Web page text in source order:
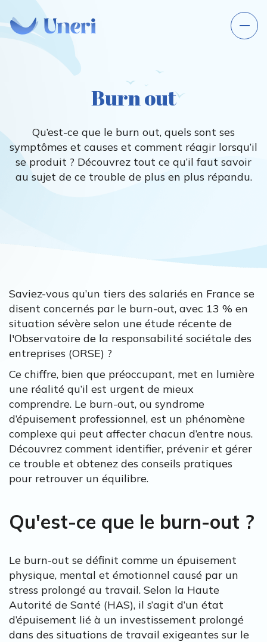
Burn out
Qu’est-ce que le burn out, quels sont ses
symptômes et causes et comment réagir lorsqu’il
se produit ? Découvrez tout ce qu’il faut savoir
au sujet de ce trouble de plus en plus répandu.
Saviez-vous qu’un tiers des salariés en France se
disent concernés par le burn-out, avec 13 % en
situation sévère selon une étude récente de
l'Observatoire de la responsabilité sociétale des
entreprises (ORSE) ?
Ce chiffre, bien que préoccupant, met en lumière
une réalité qu’il est urgent de mieux
comprendre. Le burn-out, ou syndrome
d’épuisement professionnel, est un phénomène
complexe qui peut affecter chacun d’entre nous.
Découvrez comment identifier, prévenir et gérer
ce trouble et obtenez des conseils pratiques
pour retrouver un équilibre.
Qu'est-ce que le burn-out ?
Le burn-out se définit comme un épuisement
physique, mental et émotionnel causé par un
stress prolongé au travail. Selon la Haute
Autorité de Santé (HAS), il s’agit d’un état
d’épuisement lié à un investissement prolongé
dans des situations de travail exigeantes sur le